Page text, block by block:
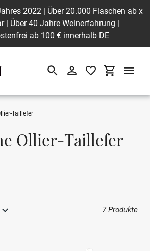
2022 | Über 20.000 Flaschen ab
| Über 40 Jahre Weinerfahrung |
ab 100 € innerhalb DE
x
SuchenEinloggen
Taillefer
Ollier-Taillefer
7 Produkte